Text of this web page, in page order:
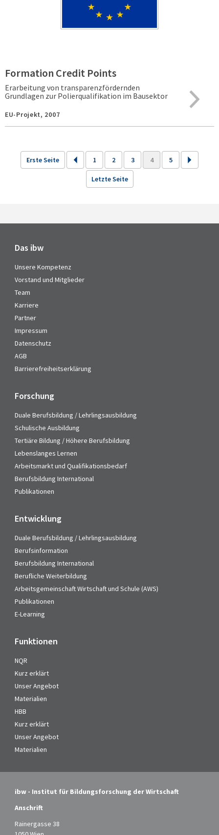
Formation Credit Points
Erarbeitung von transparenzfördernden
Grundlagen zur Polierqualifikation im Bausektor
EU-Projekt, 2007
Erste Seite 1 2 3 4 5
Letzte Seite
Das ibw
Unsere Kompetenz
Vorstand und Mitglieder
Team
Karriere
Partner
Impressum
Datenschutz
AGB
Barrierefreiheitserklärung
Forschung
Duale Berufsbildung / Lehrlingsausbildung
Schulische Ausbildung
Tertiäre Bildung / Höhere Berufsbildung
Lebenslanges Lernen
Arbeitsmarkt und Qualifikationsbedarf
Berufsbildung International
Publikationen
Entwicklung
Duale Berufsbildung / Lehrlingsausbildung
Berufsinformation
Berufsbildung International
Berufliche Weiterbildung
Arbeitsgemeinschaft Wirtschaft und Schule (AWS)
Publikationen
E-Learning
Funktionen
NQR
Kurz erklärt
Unser Angebot
Materialien
HBB
Kurz erklärt
Unser Angebot
Materialien
ibw - Institut für Bildungsforschung der Wirtschaft
Anschrift
Rainergasse 38